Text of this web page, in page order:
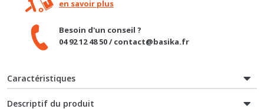
Besoin d'un conseil ?
Descriptif du produit